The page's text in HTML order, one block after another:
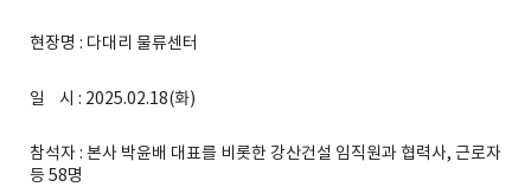
현장명 : 다대리 물류센터
일 시 : 2025.02.18(화)
참석자 : 본사 박윤배 대표를 비롯한 강산건설 임직원과 협력사, 근로자
등 58명